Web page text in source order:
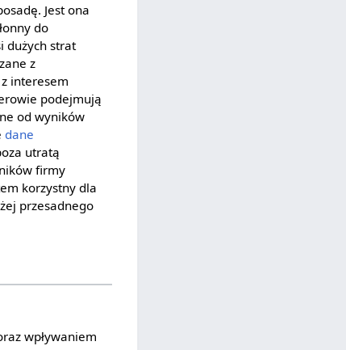
Jest ona
do
dużych strat
z
interesem
podejmują
od wyników
dane
utratą
firmy
korzystny dla
przesadnego
wpływaniem